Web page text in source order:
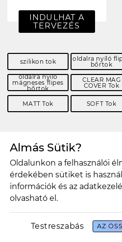
INDULHAT A
TERVEZÉS
szilikon tok
oldalra nyíló
bőrtok
oldalra nyíló
mágneses flipes
bőrtok
CLEAR MAG
COVER Tok
MATT Tok SOFT Tok
További
Almás Sütik?
Oldalunkon a felhasználói
érdekében sütiket is
információk és az
olvasható el.
Testreszabás AZ